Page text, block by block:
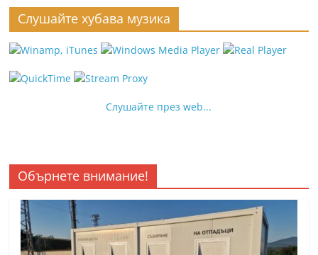
Слушайте хубава музика
Слушайте през web...
Обърнете внимание!